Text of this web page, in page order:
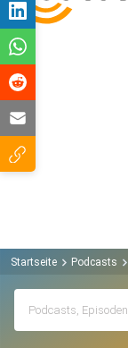
Startseite Podcasts